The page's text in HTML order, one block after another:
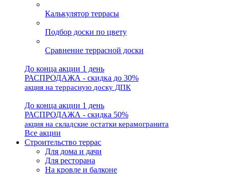
Калькулятор террасы
Подбор доски по цвету
Сравнение террасной доски
До конца акции 1 день
РАСПРОДАЖА - скидка до 30%
акция на террасную доску ДПК
До конца акции 1 день
РАСПРОДАЖА - скидка 50%
акция на складские остатки керамогранита
Все акции
Строительство террас
Для дома и дачи
Для ресторана
На кровле и балконе